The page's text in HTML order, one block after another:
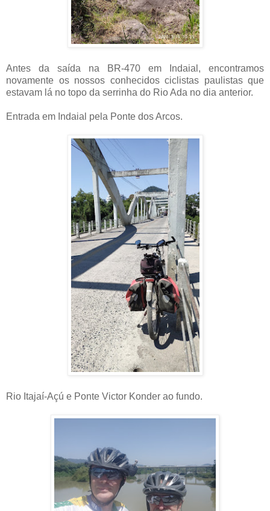
Antes da saída na BR-470 em Indaial, encontramos
novamente os nossos conhecidos ciclistas paulistas que
estavam lá no topo da serrinha do Rio Ada no dia anterior.
Entrada em Indaial pela Ponte dos Arcos.
Rio Itajaí-Açú e Ponte Victor Konder ao fundo.